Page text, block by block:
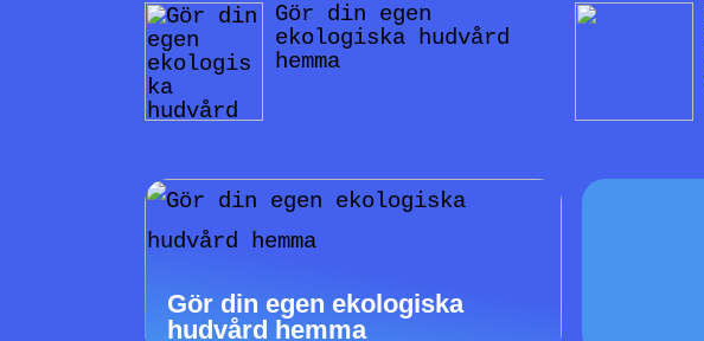
Gör din egen
ekologiska hudvård
hemma
Gör din egen ekologiska
hudvård hemma